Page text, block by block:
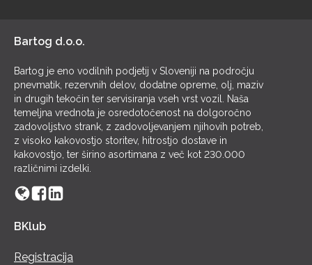
Bartog d.o.o.
Bartog je eno vodilnih podjetij v Sloveniji na področju
pnevmatik, rezervnih delov, dodatne opreme, olj, maziv
in drugih tekočin ter servisiranja vseh vrst vozil. Naša
temeljna vrednota je osredotočenost na dolgoročno
zadovoljstvo strank, z zadovoljevanjem njihovih potreb,
z visoko kakovostjo storitev, hitrostjo dostave in
kakovostjo, ter širino asortimana z več kot 230.000
različnimi izdelki.
BKlub
Registracija